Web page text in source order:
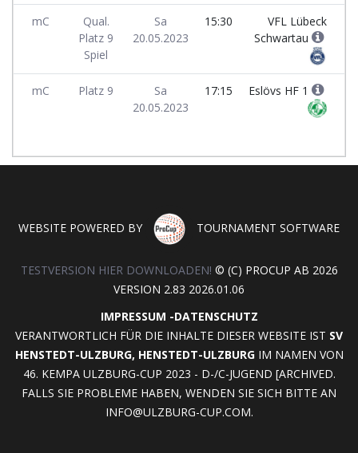
mC
Qual.
Platz 9
Spiel
Sa
20.05.2023
15:30
VFL Lübeck
Schwartau
mC Platz 9
Sa
20.05.2023
17:15 Eslövs HF 1
WEBSITE POWERED BY TOURNAMENT SOFTWARE
TESTVERSION HIER DOWNLOADEN! © (C) PROCUP AB 2026
VERSION 2.83 2026.01.06
IMPRESSUM -DATENSCHUTZ
VERANTWORTLICH FÜR DIE INHALTE DIESER WEBSITE IST SV
HENSTEDT-ULZBURG, HENSTEDT-ULZBURGIM NAMEN VON
46. KEMPA ULZBURG-CUP 2023 - D-/C-JUGEND [ARCHIVED.
FALLS SIE PROBLEME HABEN, WENDEN SIE SICH BITTE AN
INFO@ULZBURG-CUP.COM.